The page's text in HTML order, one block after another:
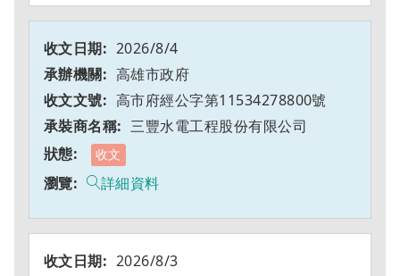
2026/8/4
高雄市政府
高市府經公字第11534278800號
三豐水電工程股份有限公司
收文
詳細資料
2026/8/3